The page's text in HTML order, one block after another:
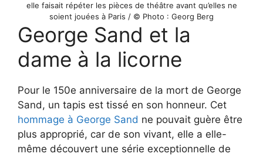
elle faisait répéter les pièces de théâtre avant qu’elles ne
soient jouées à Paris / © Photo : Georg Berg
George Sand et la
dame à la licorne
Pour le 150e anniversaire de la mort de George
Sand, un tapis est tissé en son honneur. Cet
hommage à George Sand ne pouvait guère être
plus approprié, car de son vivant, elle a elle-
même découvert une série exceptionnelle de